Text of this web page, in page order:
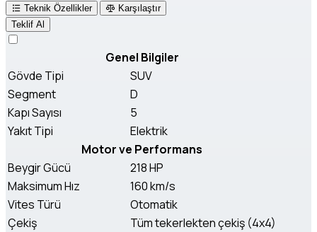
Teknik Özellikler
Karşılaştır
Teklif Al
Genel Bilgiler
Gövde Tipi
SUV
Segment
D
Kapı Sayısı
5
Yakıt Tipi
Elektrik
Motor ve Performans
Beygir Gücü
218 HP
Maksimum Hız
160 km/s
Vites Türü
Otomatik
Çekiş
Tüm tekerlekten çekiş (4x4)